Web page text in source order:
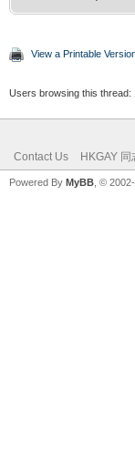
View a Printable
Users browsing this thread:
Contact Us HKGAY 同
Powered By MyBB , ©